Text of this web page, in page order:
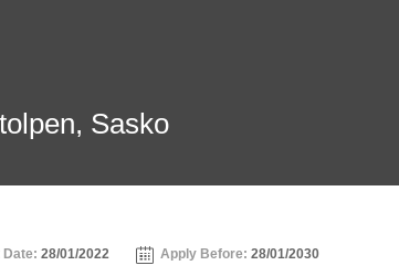
Sasko
Date: 28/01/2022 Apply Before: 28/01/2030